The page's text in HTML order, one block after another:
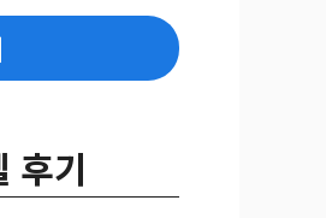
기